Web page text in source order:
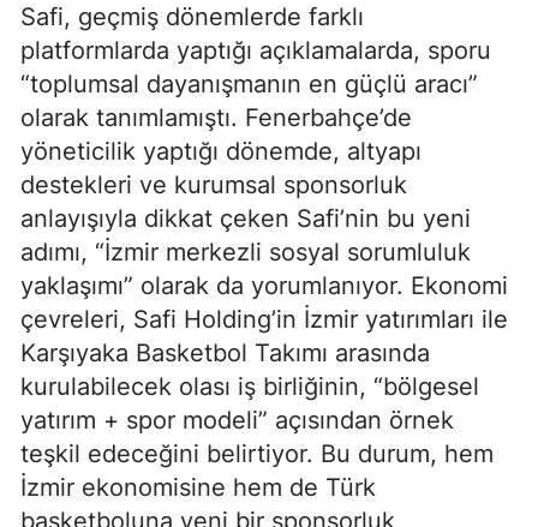
Safi, geçmiş dönemlerde farklı
platformlarda yaptığı açıklamalarda, sporu
“toplumsal dayanışmanın en güçlü aracı”
olarak tanımlamıştı. Fenerbahçe’de
yöneticilik yaptığı dönemde, altyapı
destekleri ve kurumsal sponsorluk
anlayışıyla dikkat çeken Safi’nin bu yeni
adımı, “İzmir merkezli sosyal sorumluluk
yaklaşımı” olarak da yorumlanıyor. Ekonomi
çevreleri, Safi Holding’in İzmir yatırımları ile
Karşıyaka Basketbol Takımı arasında
kurulabilecek olası iş birliğinin, “bölgesel
yatırım + spor modeli” açısından örnek
teşkil edeceğini belirtiyor. Bu durum, hem
İzmir ekonomisine hem de Türk
basketboluna yeni bir sponsorluk